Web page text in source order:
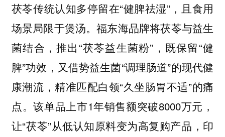
茯苓传统认知多停留在“健脾祛湿”，且食用
场景局限于煲汤。福东海品牌将茯苓与益生
菌结合，推出“茯苓益生菌粉”，既保留“健
脾”功效，又借势益生菌“调理肠道”的现代健
康潮流，精准匹配白领“久坐肠胃不适”的痛
点。该单品上市1年销售额突破8000万元，
让“茯苓”从低认知原料变为高复购产品，印